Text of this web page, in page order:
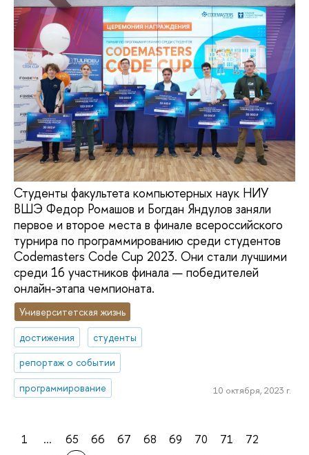
Студенты факультета компьютерных наук НИУ
ВШЭ Федор Ромашов и Богдан Яндулов заняли
первое и второе места в финале всероссийского
турнира по программированию среди студентов
Codemasters Code Cup 2023. Они стали лучшими
среди 16 участников финала — победителей
онлайн-этапа чемпионата.
Университетская жизнь
достижения
студенты
репортаж о событии
программирование
10 октября, 2023 г.
1 ... 65 66 67 68 69 70 71
72